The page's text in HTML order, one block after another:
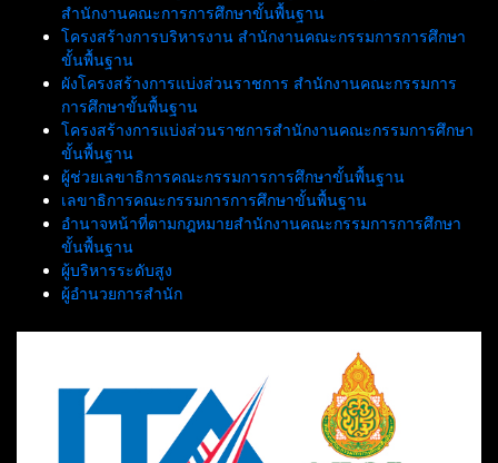
สำนักงานคณะการการศึกษาขั้นพื้นฐาน
โครงสร้างการบริหารงาน สำนักงานคณะกรรมการการศึกษา
ขั้นพื้นฐาน
ผังโครงสร้างการแบ่งส่วนราชการ สำนักงานคณะกรรมการ
การศึกษาขั้นพื้นฐาน
โครงสร้างการแบ่งส่วนราชการสำนักงานคณะกรรมการศึกษา
ขั้นพื้นฐาน
ผู้ช่วยเลขาธิการคณะกรรมการการศึกษาขั้นพื้นฐาน
เลขาธิการคณะกรรมการการศึกษาขั้นพื้นฐาน
อำนาจหน้าที่ตามกฎหมายสำนักงานคณะกรรมการการศึกษา
ขั้นพื้นฐาน
ผู้บริหารระดับสูง
ผู้อำนวยการสำนัก